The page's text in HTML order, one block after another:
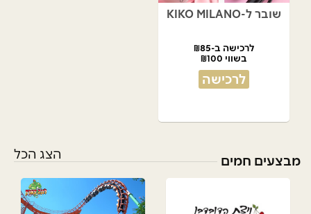
שובר ל-KIKO MILANO
לרכישה ב-₪85
בשווי ₪100
לרכישה
מבצעים חמים הצג הכל